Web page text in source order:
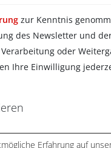
zur Kenntnis
des Newsletter und
oder
Ihre Einwilligung
Erfahrung auf